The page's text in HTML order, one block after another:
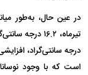
است که با وجود